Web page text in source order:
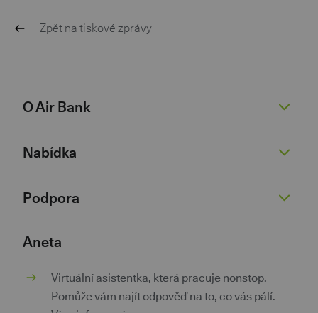
Zpět na tiskové zprávy
O Air Bank
O nás
Dokumenty
Kontakty
Nabídka
Půjčky
Hypotéky
Investice a spoření
Podpora
Nenaleťte podvodníkům
Poradna
Pokračovat v žádosti
Aneta
Virtuální asistentka, která pracuje nonstop.
Pomůže vám najít odpověď na to, co vás pálí.